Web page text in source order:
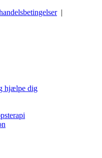
|
hjælpe dig